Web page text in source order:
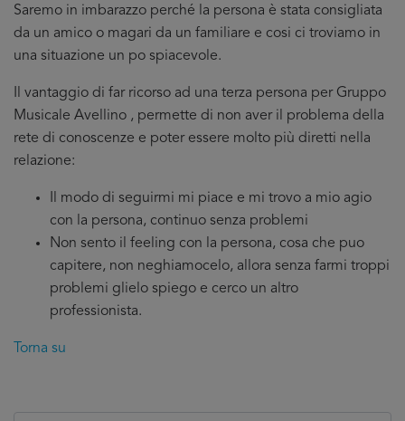
Saremo in imbarazzo perché la persona è stata consigliata
da un amico o magari da un familiare e cosi ci troviamo in
una situazione un po spiacevole.
Il vantaggio di far ricorso ad una terza persona per Gruppo
Musicale Avellino , permette di non aver il problema della
rete di conoscenze e poter essere molto più diretti nella
relazione:
Il modo di seguirmi mi piace e mi trovo a mio agio
con la persona, continuo senza problemi
Non sento il feeling con la persona, cosa che puo
capitere, non neghiamocelo, allora senza farmi troppi
problemi glielo spiego e cerco un altro
professionista.
Torna su